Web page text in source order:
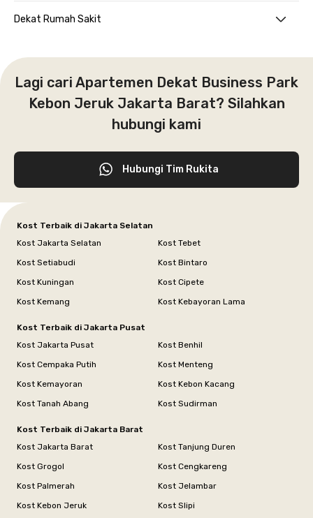
Dekat Rumah Sakit
Lagi cari Apartemen Dekat Business Park
Kebon Jeruk Jakarta Barat? Silahkan
hubungi kami
Hubungi Tim Rukita
Kost Terbaik di Jakarta Selatan
Kost Jakarta Selatan
Kost Tebet
Kost Setiabudi
Kost Bintaro
Kost Kuningan
Kost Cipete
Kost Kemang
Kost Kebayoran Lama
Kost Terbaik di Jakarta Pusat
Kost Jakarta Pusat
Kost Benhil
Kost Cempaka Putih
Kost Menteng
Kost Kemayoran
Kost Kebon Kacang
Kost Tanah Abang
Kost Sudirman
Kost Terbaik di Jakarta Barat
Kost Jakarta Barat
Kost Tanjung Duren
Kost Grogol
Kost Cengkareng
Kost Palmerah
Kost Jelambar
Kost Kebon Jeruk
Kost Slipi